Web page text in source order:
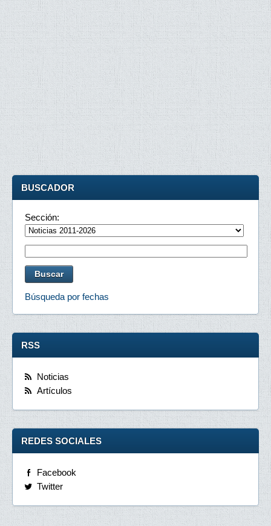
BUSCADOR
Sección:
Búsqueda por fechas
RSS
Noticias
Artículos
REDES SOCIALES
Facebook
Twitter